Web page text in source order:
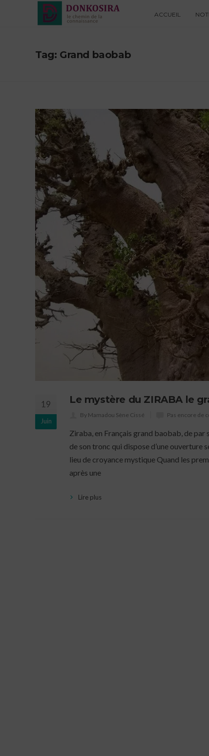
ACCUEIL
Tag: Grand baobab
19
Juin
Le mystère du ZIRABA le
By Mamadou Sène Cissé Pas encore de
Ziraba, en Français grand baobab, de
de son tronc qui dispose d’une ouverture
lieu de croyance mystique Quand les
après une
Lire plus